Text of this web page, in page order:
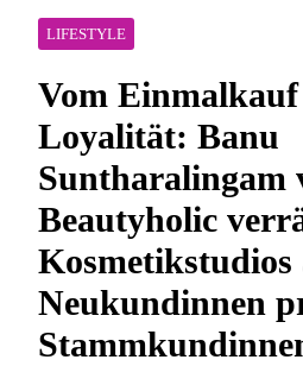
LIFESTYLE
Vom
Loyalität: Banu
Suntharalingam
Beautyholic
Kosmetikstudios
Neukundinnen